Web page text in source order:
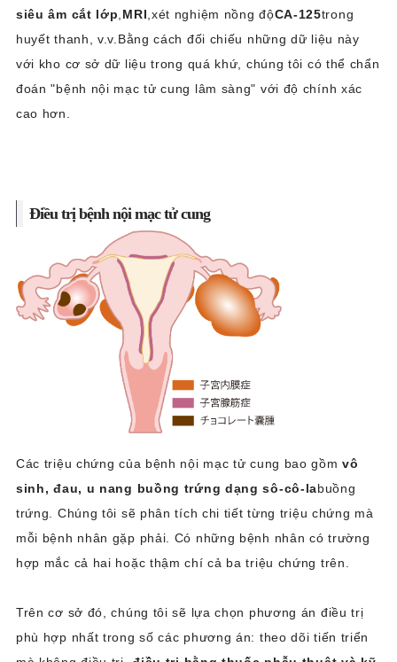
siêu âm cắt lớp MRI ,xét nghiệm nồng độCA-125trong
huyết thanh, v.v.Bằng cách đối chiếu những dữ liệu này
với kho cơ sở dữ liệu trong quá khứ, chúng tôi có thể chẩn
đoán "bệnh nội mạc tử cung lâm sàng" với độ chính xác
cao hơn.
Điều trị bệnh nội mạc tử cung
Các triệu chứng của bệnh nội mạc tử cung bao gồmvô
sinh, đau, u nang buồng trứng dạng sô-cô-labuồng
trứng. Chúng tôi sẽ phân tích chi tiết từng triệu chứng mà
mỗi bệnh nhân gặp phải. Có những bệnh nhân có trường
hợp mắc cả hai hoặc thậm chí cả ba triệu chứng trên.
Trên cơ sở đó, chúng tôi sẽ lựa chọn phương án điều trị
phù hợp nhất trong số các phương án: theo dõi tiến triển